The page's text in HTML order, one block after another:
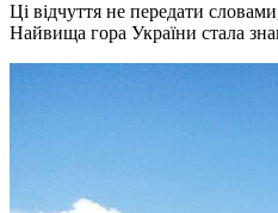
Ці відчуття не передати
Найвища гора України стала